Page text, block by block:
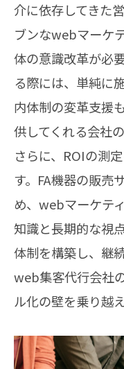
介に依存してきた
ブンなwebマーケ
体の意識改革が必
る際には、単純に
内体制の変革支援
供してくれる会社
さらに、ROIの測
す。FA機器の販売
め、webマーケテ
知識と長期的な視
体制を構築し、継
web集客代行会社
ル化の壁を乗り越